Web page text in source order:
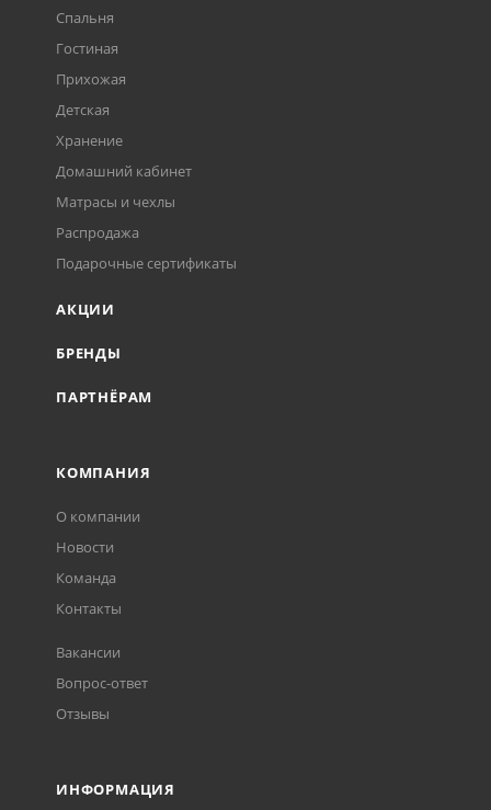
Спальня
Гостиная
Прихожая
Детская
Хранение
Домашний кабинет
Матрасы и чехлы
Распродажа
Подарочные сертификаты
АКЦИИ
БРЕНДЫ
ПАРТНЁРАМ
КОМПАНИЯ
О компании
Новости
Команда
Контакты
Вакансии
Вопрос-ответ
Отзывы
ИНФОРМАЦИЯ